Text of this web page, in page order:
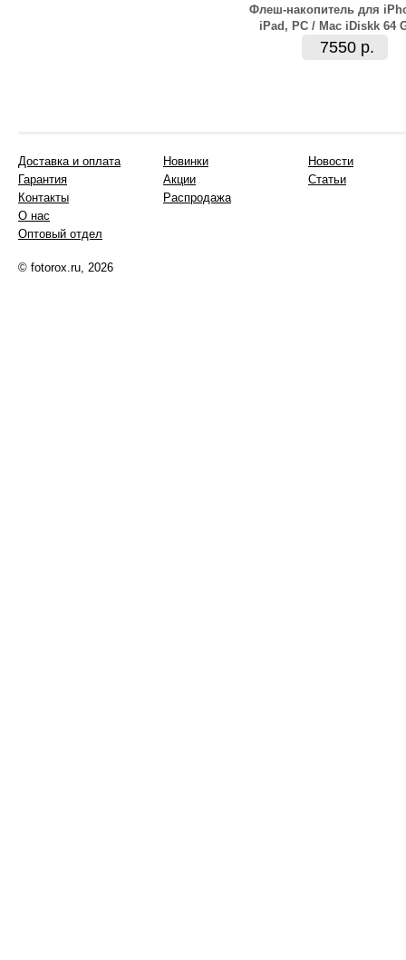
Флеш-накопитель для
iPad, PC / Mac iDiskk 64
7550 р.
Доставка и оплата
Гарантия
Контакты
О нас
Оптовый отдел
Новинки
Акции
Распродажа
Новости
Статьи
© fotorox.ru, 2026